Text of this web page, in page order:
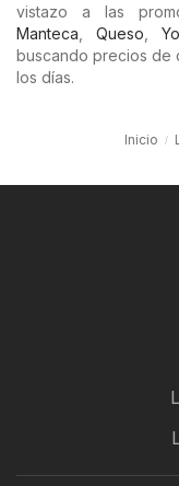
vistazo a las
Manteca
Queso
buscando precios de
los días.
Inicio